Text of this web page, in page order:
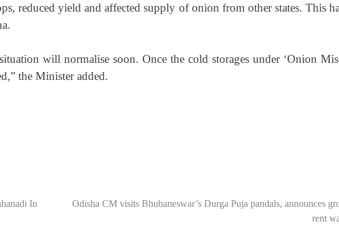
reduced yield and affected supply of onion from other states. This
will normalise soon. Once the cold storages under ‘Onion
the Minister added.
In
Odisha CM visits Bhubaneswar’s Durga Puja pandals, announces
rent